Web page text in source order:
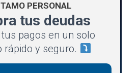
PERSONAL
tus deudas
pagos en un solo
rápido y seguro.